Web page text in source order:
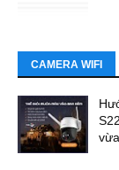
CAMERA WIFI